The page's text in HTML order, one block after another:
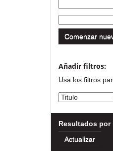
Comenzar
Añadir filtros:
Usa los filtros
Resultados por